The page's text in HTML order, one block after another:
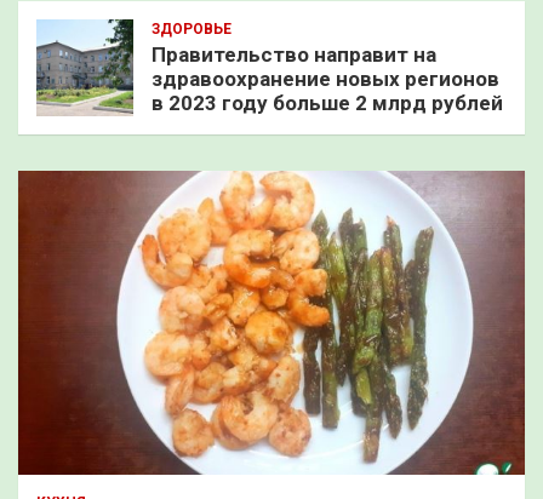
ЗДОРОВЬЕ
Правительство направит на
здравоохранение новых регионов
в 2023 году больше 2 млрд рублей